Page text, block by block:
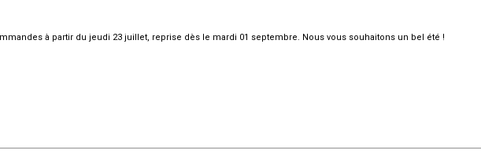
à partir du jeudi 23 juillet, reprise dès le mardi 01 septembre. Nous vous souhaitons un bel été !